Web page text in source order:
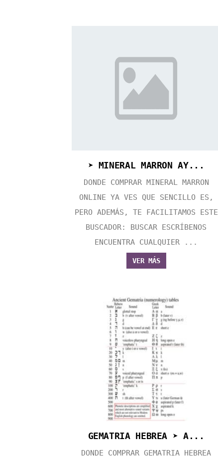
➤ MINERAL MARRON AY...
DONDE COMPRAR MINERAL MARRON
ONLINE YA VES QUE SENCILLO ES,
PERO ADEMÁS, TE FACILITAMOS ESTE
BUSCADOR: BUSCAR ESCRÍBENOS
ENCUENTRA CUALQUIER ...
VER MÁS
GEMATRIA HEBREA ➤ A...
DONDE COMPRAR GEMATRIA HEBREA